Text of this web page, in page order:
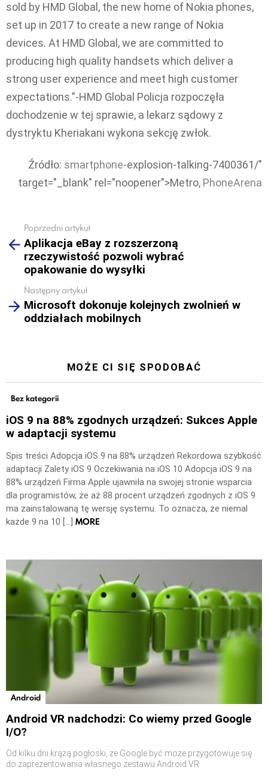
sold by HMD Global, the new home of Nokia phones,
set up in 2017 to create a new range of Nokia
devices. At HMD Global, we are committed to
producing high quality handsets which deliver a
strong user experience and meet high customer
expectations.”-HMD Global Policja rozpoczęła
dochodzenie w tej sprawie, a lekarz sądowy z
dystryktu Kheriakani wykona sekcję zwłok.
Źródło: smartphone-explosion-talking-7400361/"
target="_blank" rel="noopener">Metro, PhoneArena
more
Poprzedni artykuł
Aplikacja eBay z rozszerzoną
rzeczywistość pozwoli wybrać
opakowanie do wysyłki
Następny artykuł
Microsoft dokonuje kolejnych zwolnień w
oddziałach mobilnych
MOŻE CI SIĘ SPODOBAĆ
Bez kategorii
iOS 9 na 88% zgodnych urządzeń: Sukces Apple
w adaptacji systemu
Spis treści Adopcja iOS 9 na 88% urządzeń Rekordowa szybkość
adaptacji Zalety iOS 9 Oczekiwania na iOS 10 Adopcja iOS 9 na
88% urządzeń Firma Apple ujawniła na swojej stronie wsparcia
dla programistów, że aż 88 procent urządzeń zgodnych z iOS 9
ma zainstalowaną tę wersję systemu. To oznacza, że niemal
każde 9 na 10 […] MORE
Android
Android VR nadchodzi: Co wiemy przed Google
I/O?
Od kilku dni krążą pogłoski, że Google być może przygotowuje się
do zaprezentowania własnego zestawu Android VR